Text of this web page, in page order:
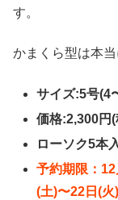
す。
かまくら型は本当
サイズ:5号(4
価格:2,300円
ローソク5本
予約期限：
(土)〜22日(火)